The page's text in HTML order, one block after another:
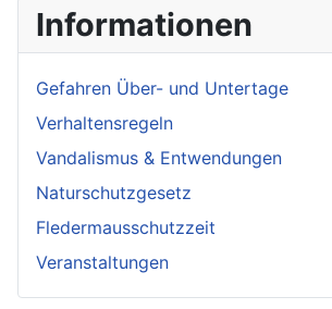
Informationen
Gefahren Über- und Untertage
Verhaltensregeln
Vandalismus & Entwendungen
Naturschutzgesetz
Fledermausschutzzeit
Veranstaltungen